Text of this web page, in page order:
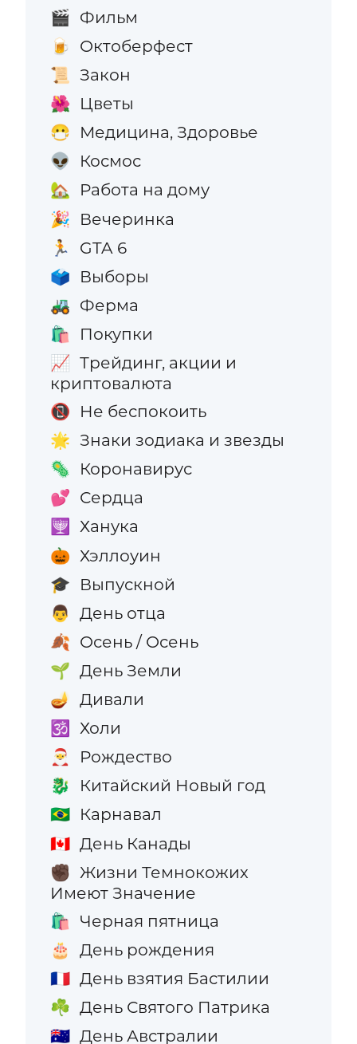
🎬 Фильм
🍺 Октоберфест
📜 Закон
🌺 Цветы
😷 Медицина, Здоровье
👽 Космос
🏡 Работа на дому
🎉 Вечеринка
🏃 GTA 6
🗳️ Выборы
🚜 Ферма
🛍️ Покупки
📈 Трейдинг, акции и
криптовалюта
📵 Не беспокоить
🌟 Знаки зодиака и звезды
🦠 Коронавирус
💕 Сердца
🕎 Ханука
🎃 Хэллоуин
🎓 Выпускной
👨 День отца
🍂 Осень / Осень
🌱 День Земли
🪔 Дивали
🕉️ Холи
🎅 Рождество
🐉 Китайский Новый год
🇧🇷 Карнавал
🇨🇦 День Канады
✊🏿 Жизни Темнокожих
Имеют Значение
🛍️ Черная пятница
🎂 День рождения
🇫🇷 День взятия Бастилии
☘️ День Святого Патрика
🇦🇺 День Австралии